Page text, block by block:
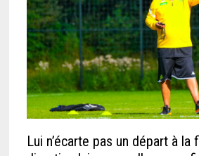
Lui n’écarte pas un départ à la